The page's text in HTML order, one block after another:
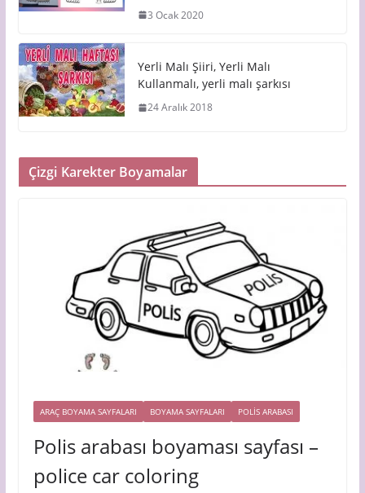
3 Ocak 2020
Yerli Malı Şiiri, Yerli Malı
Kullanmalı, yerli malı şarkısı
24 Aralık 2018
Çizgi Karekter Boyamalar
ARAÇ BOYAMA SAYFALARI BOYAMA SAYFALARI POLIS ARABASI
Polis arabası boyaması sayfası –
police car coloring